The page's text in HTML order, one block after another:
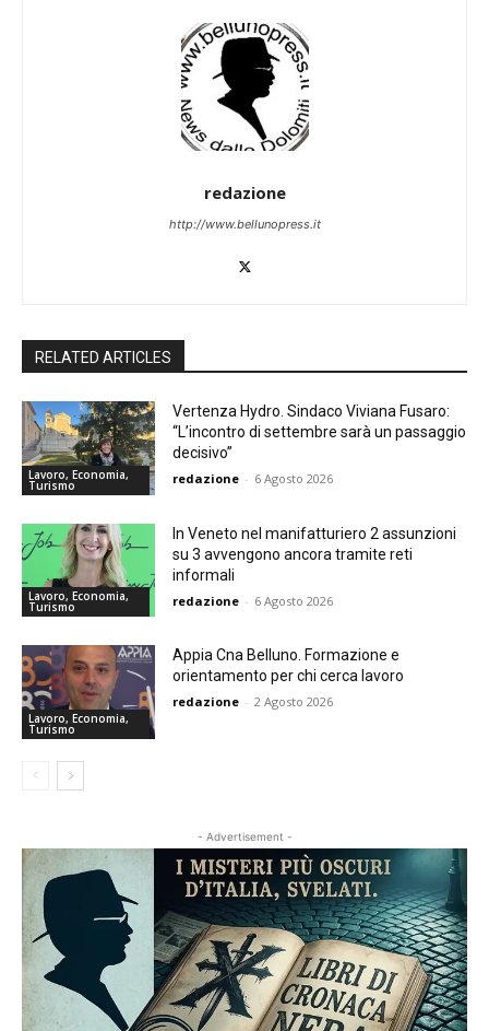
redazione
http://www.bellunopress.it
RELATED ARTICLES
Lavoro, Economia,
Turismo
Vertenza Hydro. Sindaco Viviana Fusaro:
“L’incontro di settembre sarà un passaggio
decisivo”
redazione - 6 Agosto 2026
Lavoro, Economia,
Turismo
In Veneto nel manifatturiero 2 assunzioni
su 3 avvengono ancora tramite reti
informali
redazione - 6 Agosto 2026
Lavoro, Economia,
Turismo
Appia Cna Belluno. Formazione e
orientamento per chi cerca lavoro
redazione - 2 Agosto 2026
- Advertisement -